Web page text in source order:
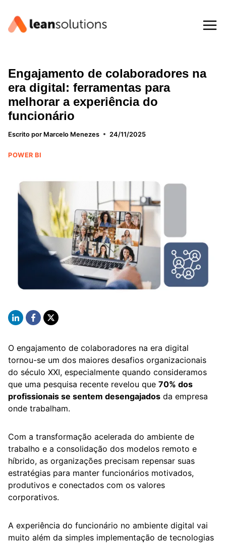
para
Engajamento de colaboradores na
era digital: ferramentas para
melhorar a experiência do
funcionário
Escrito por Marcelo Menezes 24/11/2025
POWER BI
O engajamento de colaboradores na era digital
tornou-se um dos maiores desafios organizacionais
do século XXI, especialmente quando consideramos
que uma pesquisa recente revelou que 70% dos
profissionais se sentem desengajados da empresa
onde trabalham.
Com a transformação acelerada do ambiente de
trabalho e a consolidação dos modelos remoto e
híbrido, as organizações precisam repensar suas
estratégias para manter funcionários motivados,
produtivos e conectados com os valores
corporativos.
A experiência do funcionário no ambiente digital vai
muito além da simples implementação de tecnologias